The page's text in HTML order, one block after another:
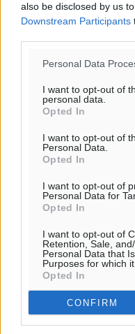
also be disclosed by us
Downstream Participants
Personal Data
I want to opt-out of
personal data.
Opted In
I want to opt-out of
Personal Data.
Opted In
I want to opt-out of
Personal Data for
Opted In
I want to opt-out of
Retention, Sale,
Personal Data that
Purposes for which
Opted In
CONFIRM